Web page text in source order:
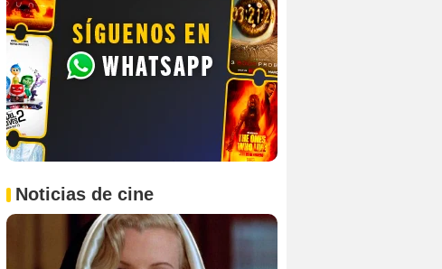
Noticias de cine